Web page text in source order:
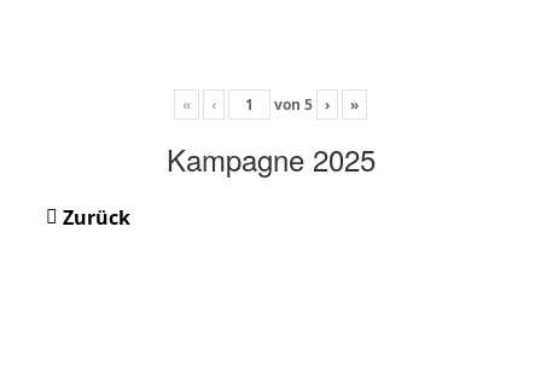
« ‹ von 5 › »
Kampagne 2025
Zurück